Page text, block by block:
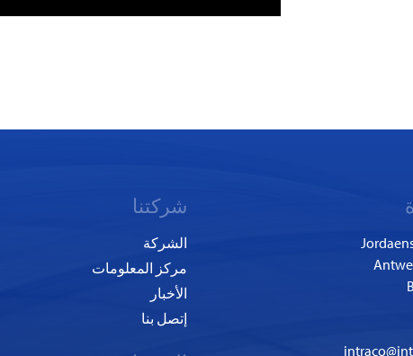
شركتنا
الشركة
مركز المعلومات
الأخبار
إتصل بنا